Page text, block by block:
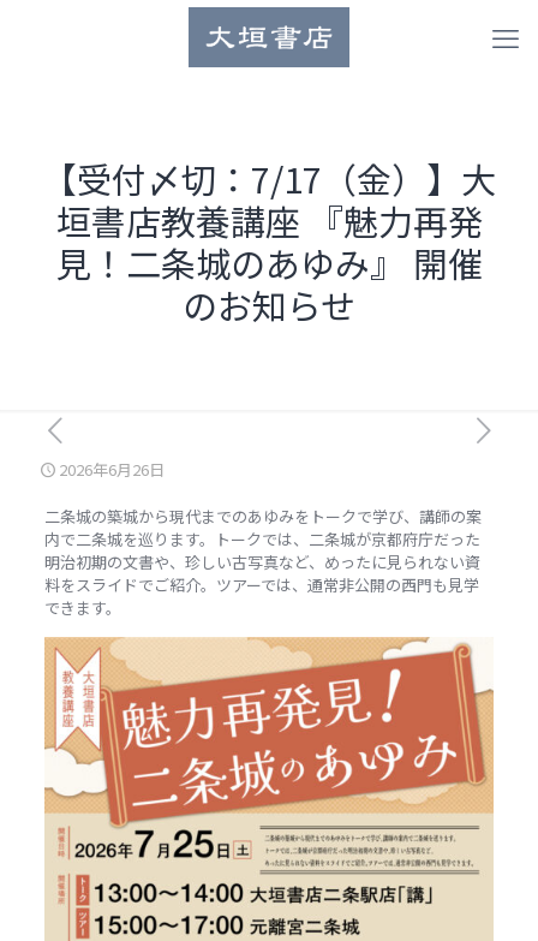
【受付〆切：7/17（金）】大
垣書店教養講座 『魅力再発
見！二条城のあゆみ』 開催
のお知らせ
2026年6月26日
二条城の築城から現代までのあゆみをトークで学び、講師の案
内で二条城を巡ります。トークでは、二条城が京都府庁だった
明治初期の文書や、珍しい古写真など、めったに見られない資
料をスライドでご紹介。ツアーでは、通常非公開の西門も見学
できます。